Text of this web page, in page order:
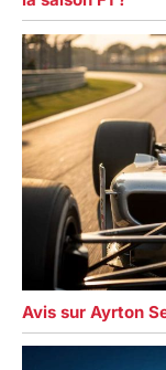
Avis sur Ayrton